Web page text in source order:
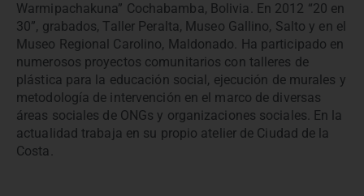
Warmipachakuna” Cochabamba, Bolivia. En 2012 “20 en
30”, grabados, Taller Peralta, Museo Gallino, Salto y en el
Museo Regional Carolino, Maldonado. Ha participado en
numerosos proyectos comunitarios con talleres de
plástica para la educación social, ejecución de murales y
metodología de intervención en el marco de diversas
áreas sociales de ONGs y organizaciones sociales. En la
actualidad trabaja en su propio atelier de Ciudad de la
Costa.